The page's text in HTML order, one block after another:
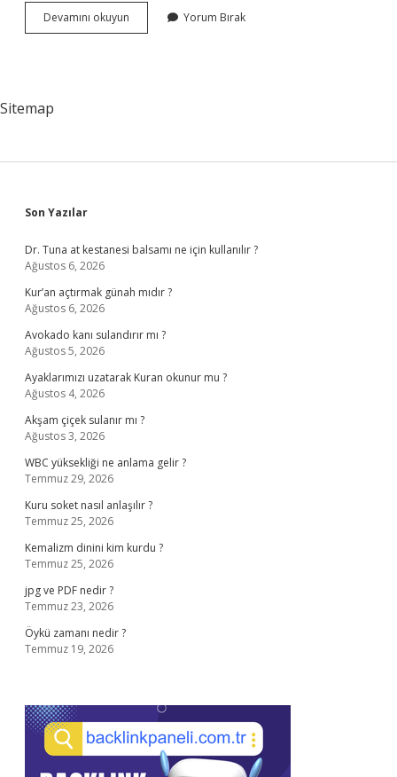
Devamını okuyun Yetersizlik
Sendromu
Yorum Bırak
Sitemap
Sidebar
Son Yazılar
Dr. Tuna at kestanesi balsamı ne için kullanılır ?
Ağustos 6, 2026
Kur’an açtırmak günah mıdır ?
Ağustos 6, 2026
Avokado kanı sulandırır mı ?
Ağustos 5, 2026
Ayaklarımızı uzatarak Kuran okunur mu ?
Ağustos 4, 2026
Akşam çiçek sulanır mı ?
Ağustos 3, 2026
WBC yüksekliği ne anlama gelir ?
Temmuz 29, 2026
Kuru soket nasıl anlaşılır ?
Temmuz 25, 2026
Kemalizm dinini kim kurdu ?
Temmuz 25, 2026
jpg ve PDF nedir ?
Temmuz 23, 2026
Öykü zamanı nedir ?
Temmuz 19, 2026